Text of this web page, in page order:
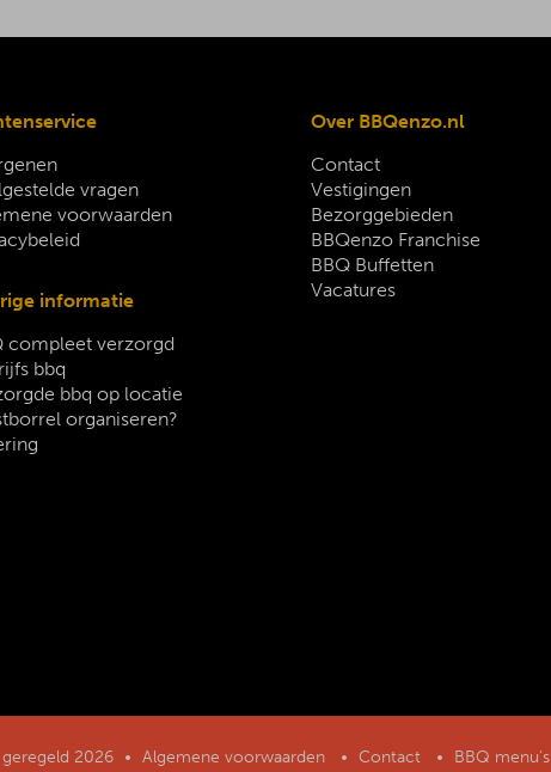
vragen
voorwaarden
informatie
compleet verzorgd
bbq
bbq op locatie
organiseren?
Over BBQenzo.nl
Contact
Vestigingen
Bezorggebieden
BBQenzo Franchise
BBQ Buffetten
Vacatures
2026 Algemene voorwaarden Contact BBQ menu’s